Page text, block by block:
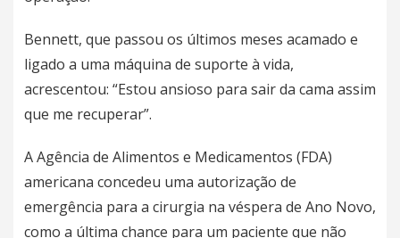
Bennett, que passou os últimos meses acamado e
ligado a uma máquina de suporte à vida,
acrescentou: “Estou ansioso para sair da cama assim
que me recuperar”.
A Agência de Alimentos e Medicamentos (FDA)
americana concedeu uma autorização de
emergência para a cirurgia na véspera de Ano Novo,
como a última chance para um paciente que não